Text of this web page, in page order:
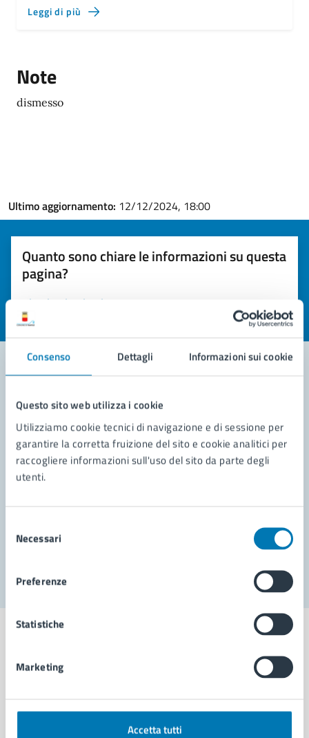
Consenso Dettagli Informazioni sui cookie
Questo sito web utilizza i cookie
Utilizziamo cookie tecnici di navigazione e di sessione per
garantire la corretta fruizione del sito e cookie analitici per
raccogliere informazioni sull'uso del sito da parte degli
utenti.
delNecessari
Preferenze
Statistiche
Marketing
Accetta tutti
Leggi di più
Note
dismesso
Ultimo aggiornamento: 12/12/2024, 18:00
Quanto sono chiare le informazioni su questa
pagina?
Valuta la chiarezza delle informazioni (da 1 a 5 stelle)
Seleziona il numero di stelle per valutare la chiarezza delle
Valuta 1 stelle su 5
Contatta il comune
Leggi le domande frequenti
Richiedi assistenza